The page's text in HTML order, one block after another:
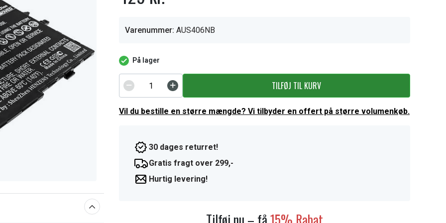
Varenummer: AUS406NB
På lager
TILFØJ TIL KURV
Vil du bestille en større mængde? Vi tilbyder en offert på større volumenkøb.
30 dages returret!
Gratis fragt over 299,-
Hurtig levering!